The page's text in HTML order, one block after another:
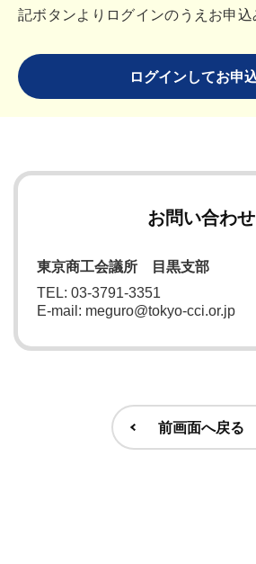
記ボタンよりログインのうえお申込
ログインしてお申
お問い合わせ
東京商工会議所 目黒支部
TEL: 03-3791-3351
E-mail: meguro@tokyo-cci.or.jp
前画面へ戻る